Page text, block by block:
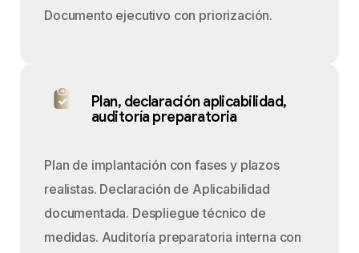
Documento ejecutivo con priorización.
Plan, declaración aplicabilidad,
auditoría preparatoria
Plan de implantación con fases y plazos
realistas. Declaración de Aplicabilidad
documentada. Despliegue técnico de
medidas. Auditoría preparatoria interna con